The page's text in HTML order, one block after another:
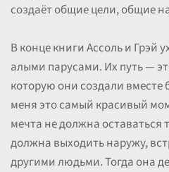
создаёт общие цели, общие
В конце книги Ассоль и Грэй
алыми парусами. Их путь —
которую они создали вместе
меня это самый красивый
мечта не должна оставаться
должна выходить наружу,
другими людьми. Тогда она